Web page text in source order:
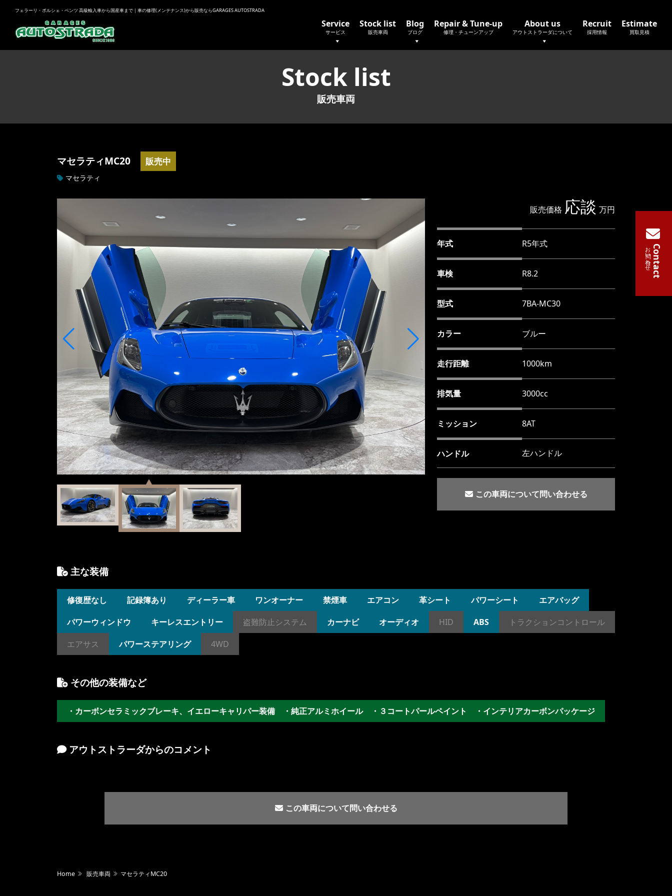
フェラーリ・ポルシェ・ベンツ 高級輸入車から国産車まで｜車の修理(メンテナンス)から販売ならGARAGES AUTOSTRADA
Service
サービス
Stock list
販売車両
Blog
ブログ
Repair & Tune-up
修理・チューンアップ
About us
アウトストラーダについて
Recruit
採用情報
Estimate
買取見積
Contact
お問い合わせ
Stock list
販売車両
マセラティMC20 販売中
マセラティ
販売価格 応談 万円
年式 R5年式
車検 R8.2
型式 7BA-MC30
カラー ブルー
走行距離 1000km
排気量 3000cc
ミッション 8AT
ハンドル 左ハンドル
この車両について問い合わせる
主な装備
修復歴なし 記録簿あり ディーラー車 ワンオーナー 禁煙車 エアコン 革シート パワーシート
エアバッグ
パワーウィンドウ
キーレスエントリー 盗難防止システム カーナビ オーディオ HID ABS
トラクションコントロール
エアサス
パワーステアリング 4WD
その他の装備など
・カーボンセラミックブレーキ、イエローキャリパー装備 ・純正アルミホイール ・３コートパールペイント ・インテリアカーボンパッケージ
アウトストラーダからのコメント
この車両について問い合わせる
Home 販売車両 マセラティMC20